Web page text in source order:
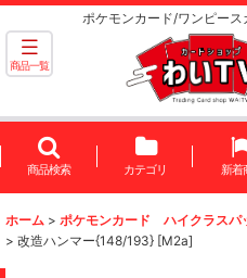
ポケモンカード/ワンピー
商品一覧
商品検索 カテゴリ 新着
ホーム > ポケモンカード ハイクラスパ
> 改造ハンマー{148/193} [M2a]